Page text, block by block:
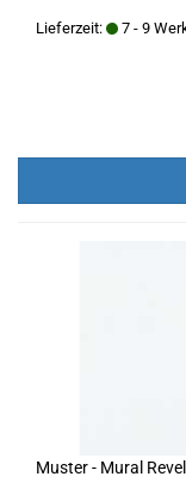
Lieferzeit: 7 - 9
Muster - Mural